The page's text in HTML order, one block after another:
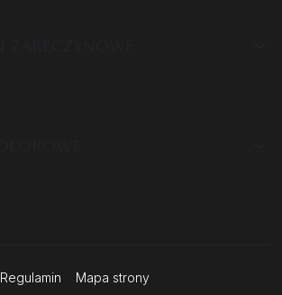
Regulamin Mapa strony